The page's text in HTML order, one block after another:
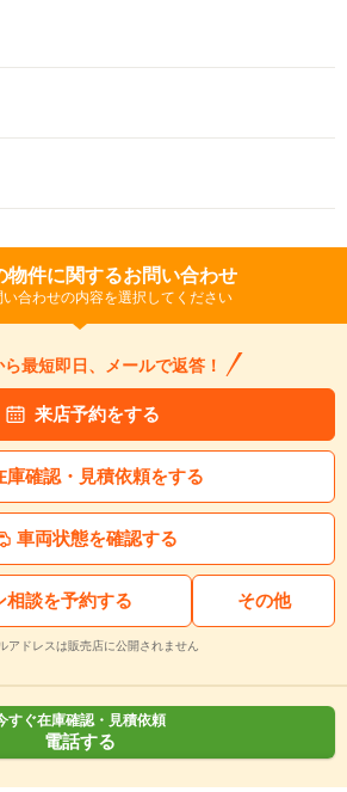
物件に関するお問い合わせ
い合わせの内容を選択してください
ら最短即日、メールで返答！
来店予約をする
庫確認・見積依頼をする
車両状態を確認する
相談を予約する その他
アドレスは販売店に公開されません
すぐ在庫確認・見積依頼
電話する